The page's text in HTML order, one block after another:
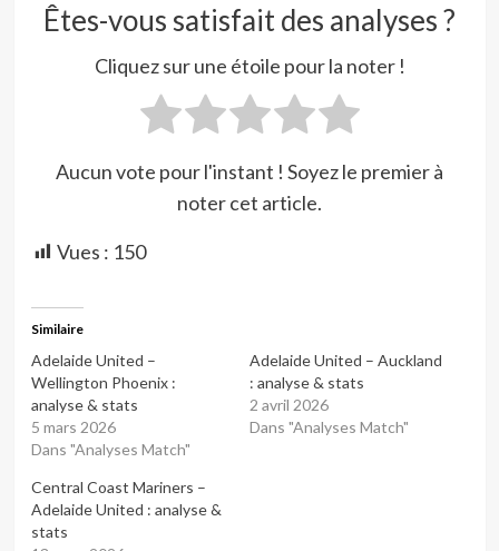
Êtes-vous satisfait des analyses ?
Cliquez sur une étoile pour la noter !
Aucun vote pour l'instant ! Soyez le premier à
noter cet article.
Vues : 150
Similaire
Adelaide United –
Wellington Phoenix :
analyse & stats
5 mars 2026
Dans "Analyses Match"
Adelaide United – Auckland
: analyse & stats
2 avril 2026
Dans "Analyses Match"
Central Coast Mariners –
Adelaide United : analyse &
stats